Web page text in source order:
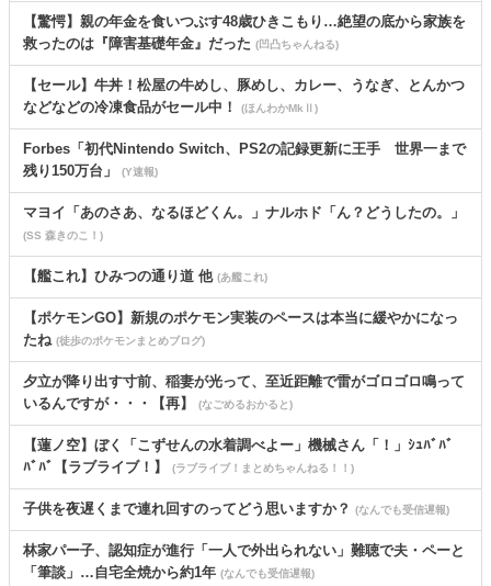
【驚愕】親の年金を食いつぶす48歳ひきこもり…絶望の底から家族を
救ったのは『障害基礎年金』だった (凹凸ちゃんねる)
【セール】牛丼！松屋の牛めし、豚めし、カレー、うなぎ、とんかつ
などなどの冷凍食品がセール中！
(ほんわかMkⅡ)
Forbes「初代Nintendo Switch、PS2の記録更新に王手 世界一まで
残り150万台」
(Y速報)
マヨイ「あのさあ、なるほどくん。」ナルホド「ん？どうしたの。」
(SS 森きのこ！)
【艦これ】ひみつの通り道 他 (あ艦これ)
【ポケモンGO】新規のポケモン実装のペースは本当に緩やかになっ
たね (徒歩のポケモンまとめブログ)
夕立が降り出す寸前、稲妻が光って、至近距離で雷がゴロゴロ鳴って
いるんですが・・・【再】
(なごめるおかると)
【蓮ノ空】ぼく「こずせんの水着調べよー」機械さん「！」ｼｭﾊﾞﾊﾞ
ﾊﾞﾊﾞ【ラブライブ！】
(ラブライブ！まとめちゃんねる！！)
子供を夜遅くまで連れ回すのってどう思いますか？ (なんでも受信遅報)
林家パー子、認知症が進行「一人で外出られない」難聴で夫・ペーと
「筆談」…自宅全焼から約1年 (なんでも受信遅報)